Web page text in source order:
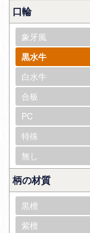
口輪
象牙風
黒水牛
白水牛
合板
PC
特殊
無し
柄の材質
黒檀
紫檀